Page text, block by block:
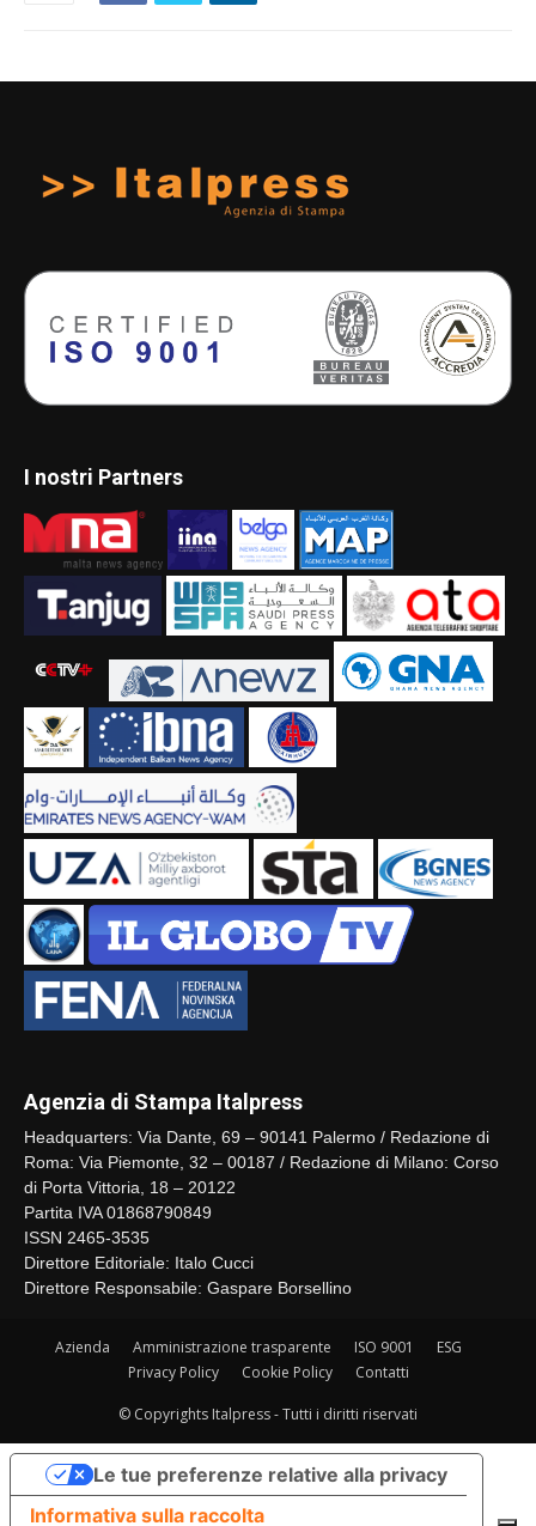
I nostri Partners
Agenzia di Stampa Italpress
Headquarters: Via Dante, 69 – 90141 Palermo / Redazione di
Roma: Via Piemonte, 32 – 00187 / Redazione di Milano: Corso
di Porta Vittoria, 18 – 20122
Partita IVA 01868790849
ISSN 2465-3535
Direttore Editoriale: Italo Cucci
Direttore Responsabile: Gaspare Borsellino
Azienda Amministrazione trasparente ISO 9001
ESG
Privacy Policy
Cookie Policy Contatti
© Copyrights Italpress - Tutti i diritti riservati
Informativa sulla raccolta
Le tue preferenze relative alla privacy